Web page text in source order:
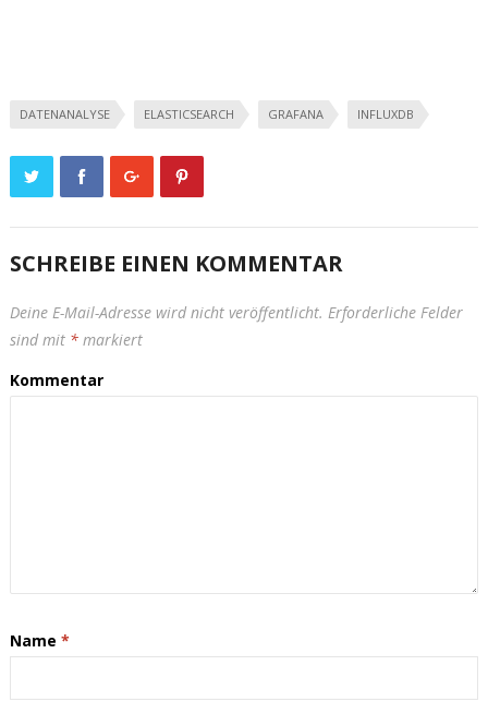
DATENANALYSE ELASTICSEARCH GRAFANA INFLUXDB
SCHREIBE EINEN KOMMENTAR
Deine E-Mail-Adresse wird nicht veröffentlicht. Erforderliche Felder
sind mit *markiert
Kommentar
Name *